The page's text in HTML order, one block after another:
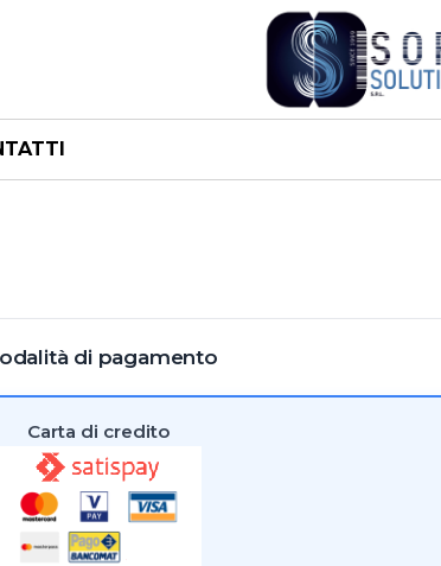
di pagamento
Carta di credito